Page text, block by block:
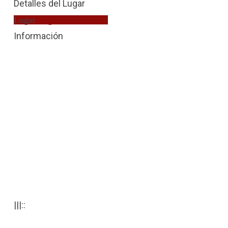
Detalles del Lugar
LugarJuzgado de Guardia
Información
|||::